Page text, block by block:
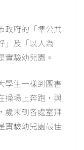
政府的「準公共
」及「以人為
實驗幼兒園。
學生一樣到圖書
操場上奔跑，與
歲末到各處室拜
實驗幼兒園最佳